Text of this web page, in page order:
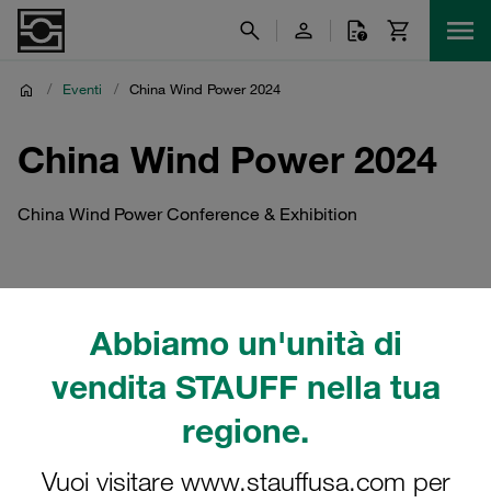
Abbiamo un'unità di
vendita STAUFF nella tua
regione.
Vuoi visitare www.stauffusa.com per
/ Eventi / China Wind Power 2024
China Wind Power 2024
China Wind Power Conference & Exhibition